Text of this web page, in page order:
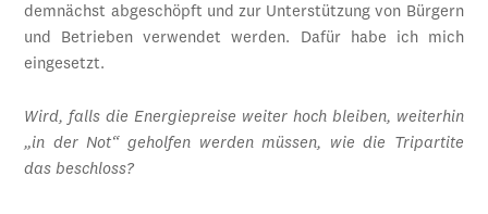
demnächst abgeschöpft und zur Unterstützung von Bürgern
und Betrieben verwendet werden. Dafür habe ich mich
eingesetzt.
Wird, falls die Energiepreise weiter hoch bleiben, weiterhin
„in der Not“ geholfen werden müssen, wie die Tripartite
das beschloss?